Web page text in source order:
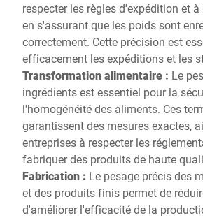
respecter les règles d'expédition et
en s'assurant que les poids sont
correctement. Cette précision est
efficacement les expéditions et les
Transformation alimentaire : Le
ingrédients est essentiel pour la
l'homogénéité des aliments. Ces
garantissent des mesures exactes,
entreprises à respecter les
fabriquer des produits de haute
Fabrication : Le pesage précis des
et des produits finis permet de
d'améliorer l'efficacité de la